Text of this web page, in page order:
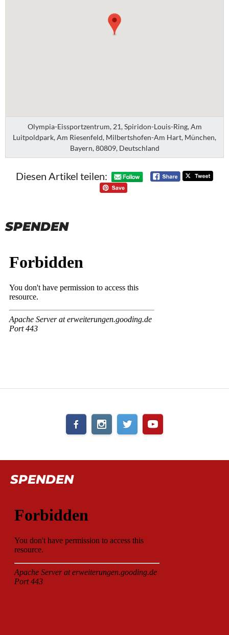
Olympia-Eissportzentrum, 21, Spiridon-Louis-Ring, Am
Luitpoldpark, Am Riesenfeld, Milbertshofen-Am Hart, München,
Bayern, 80809, Deutschland
Diesen Artikel teilen:
SPENDEN
SPENDEN